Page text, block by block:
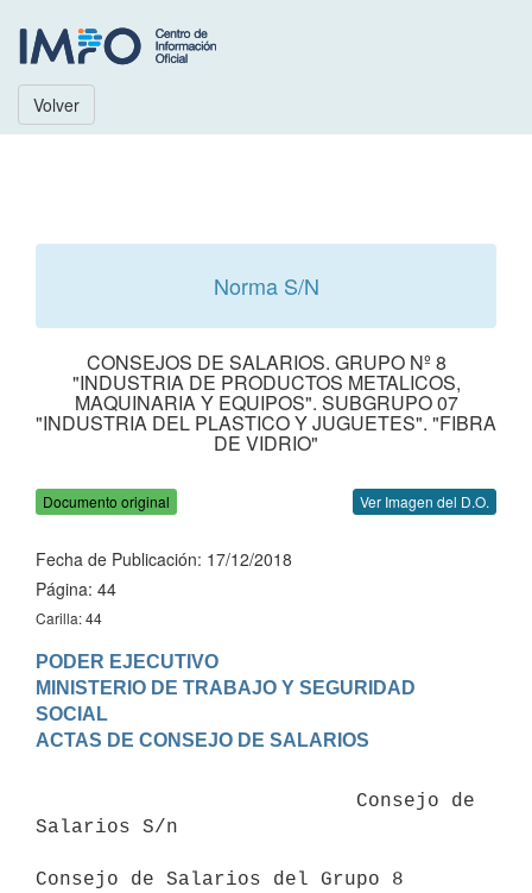
Volver
Norma S/N
CONSEJOS DE SALARIOS. GRUPO Nº 8
"INDUSTRIA DE PRODUCTOS METALICOS,
MAQUINARIA Y EQUIPOS". SUBGRUPO 07
"INDUSTRIA DEL PLASTICO Y JUGUETES". "FIBRA
DE VIDRIO"
Documento original Ver Imagen del D.O.
Fecha de Publicación: 17/12/2018
Página: 44
Carilla: 44
PODER EJECUTIVO
MINISTERIO DE TRABAJO Y SEGURIDAD
SOCIAL
Salarios S/n
Consejo de Salarios del Grupo 8